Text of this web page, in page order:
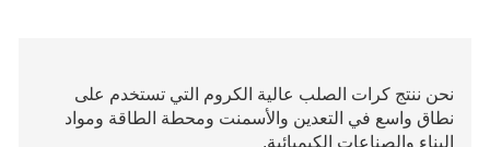
نحن ننتج كرات الصلب عالية الكروم التي تستخدم على
نطاق واسع في التعدين والأسمنت ومحطة الطاقة ومواد
البناء والصناعات الكيميائية.